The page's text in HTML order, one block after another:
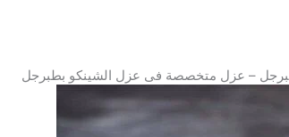
– عزل متخصصة فى عزل الشينكو بطبرجل